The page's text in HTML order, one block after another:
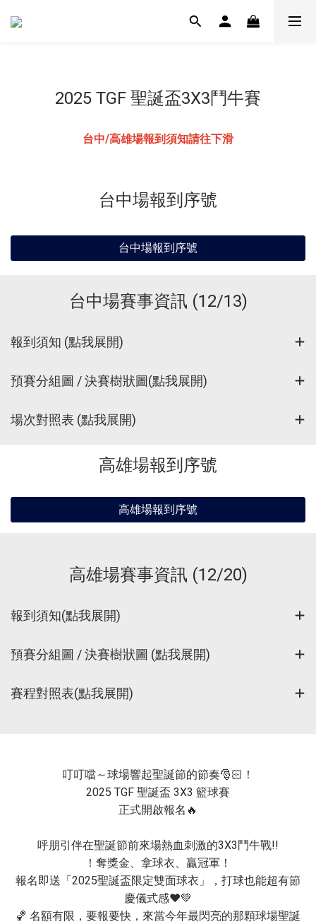
2025 TGF 聖誕盃3X3鬥牛賽
台中/高雄場報到須知請往下滑
台中場報到序號
台中場報到序號
台中場賽事資訊 (12/13)
報到須知 (點我展開)
預賽分組圖 / 決賽樹狀圖(點我展開)
場次對照表 (點我展開)
高雄場報到序號
高雄場報到序號
高雄場賽事資訊 (12/20)
報到須知(點我展開)
預賽分組圖 / 決賽樹狀圖 (點我展開)
賽程對照表(點我展開)
叮叮噹～球場響起聖誕節的節奏🎅🏻！
2025 TGF 聖誕盃 3X3 籃球賽
正式開啟報名🔥
呼朋引伴在聖誕節前來場熱血刺激的3X3鬥牛戰!!
！奪獎金、拿球衣、贏冠軍！
報名即送「2025聖誕盃限定雙面球衣」，打球也能超有節
慶儀式感❤️💚
🏀 名額有限，要報要快，來當今年最閃亮的那顆球場聖誕